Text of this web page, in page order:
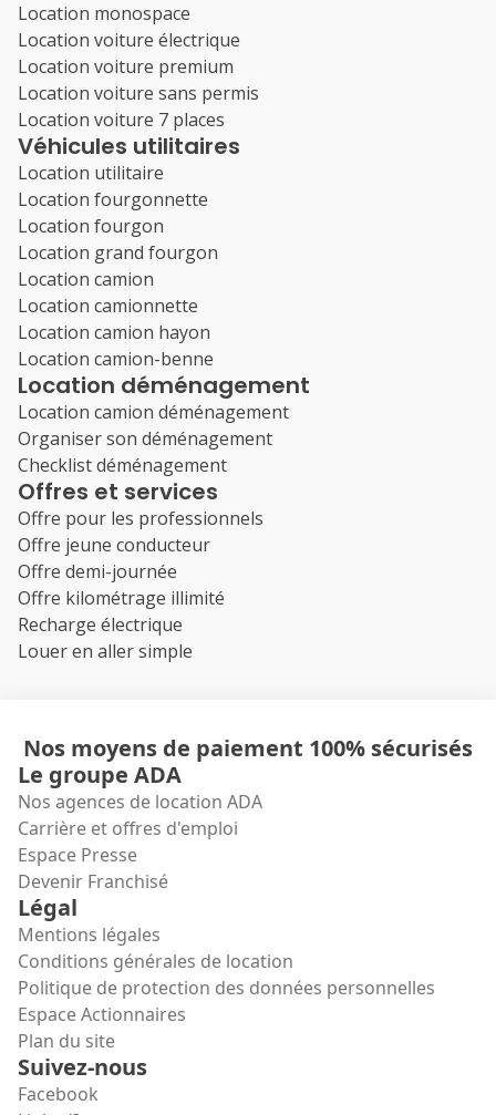
Location monospace
Location voiture électrique
Location voiture premium
Location voiture sans permis
Location voiture 7 places
Véhicules utilitaires
Location utilitaire
Location fourgonnette
Location fourgon
Location grand fourgon
Location camion
Location camionnette
Location camion hayon
Location camion-benne
Location déménagement
Location camion déménagement
Organiser son déménagement
Checklist déménagement
Offres et services
Offre pour les professionnels
Offre jeune conducteur
Offre demi-journée
Offre kilométrage illimité
Recharge électrique
Louer en aller simple
Nos moyens de paiement 100% sécurisés
Le groupe ADA
Nos agences de location ADA
Carrière et offres d'emploi
Espace Presse
Devenir Franchisé
Légal
Mentions légales
Conditions générales de location
Politique de protection des données personnelles
Espace Actionnaires
Plan du site
Suivez-nous
Facebook